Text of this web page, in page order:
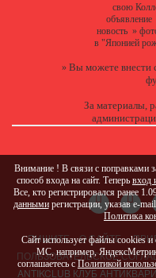
свою
объявление
новость»
в "Японией
» Вы можете внести
За материалы,
ПИШИТЕ О САЙТЕ
ПОЛЬЗОВАТЕЛЬСКОЕ
ANTIKCLUB КЛУБ
Внимание ! В связи с поправками
способ входа на сайт. Теперь вход
Все, кто регистрировался ранее
даннымирегистрации, указав e-
Политика
Сайт использует файлы cookies и
МС, например,
соглашаетесь с Политикой